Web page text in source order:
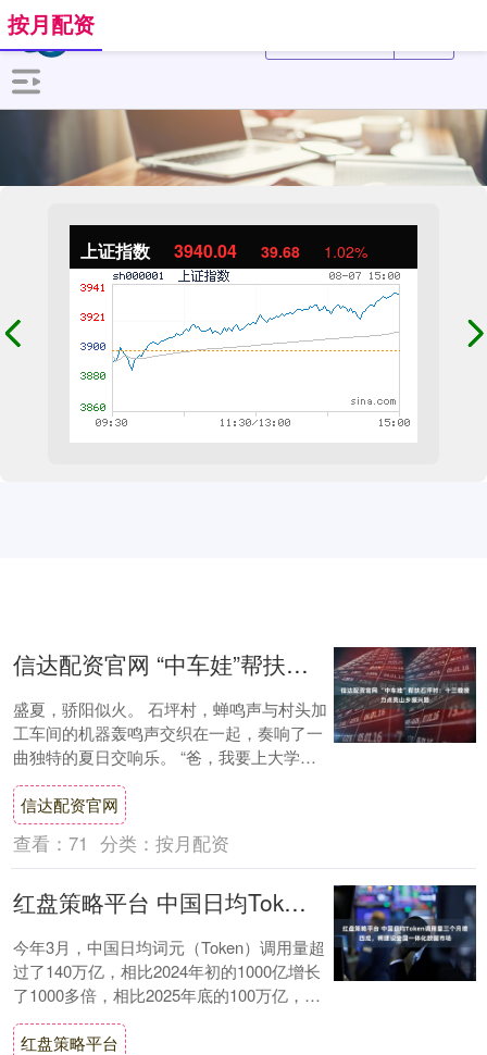
上证指数 3940.04 39.68 1.02%
按月配资
信达配资官网 “中车娃”帮扶石坪村：十三载接力点亮山乡振兴路
盛夏，骄阳似火。 石坪村，蝉鸣声与村头加
工车间的机器轰鸣声交织在一起，奏响了一
曲独特的夏日交响乐。 “爸，我要上大学
了！”孟斌攥着那封沉甸甸的大学录取通知
书，一....
信达配资官网
查看： 71 分类： 按月配资
红盘策略平台 中国日均Token调用量三个月增四成，将建设全国一体化数据市场
今年3月，中国日均词元（Token）调用量超
过了140万亿，相比2024年初的1000亿增长
了1000多倍，相比2025年底的100万亿，三
个月时间又增长了40....
红盘策略平台